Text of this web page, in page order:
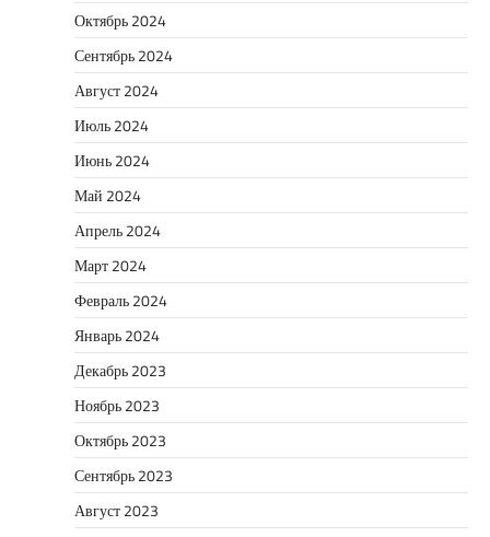
Октябрь 2024
Сентябрь 2024
Август 2024
Июль 2024
Июнь 2024
Май 2024
Апрель 2024
Март 2024
Февраль 2024
Январь 2024
Декабрь 2023
Ноябрь 2023
Октябрь 2023
Сентябрь 2023
Август 2023